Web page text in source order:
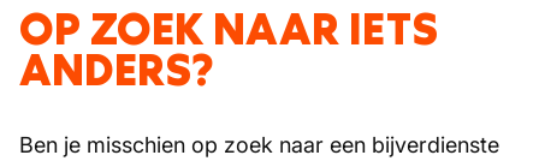
OP ZOEK NAAR IETS
ANDERS?
Ben je misschien op zoek naar een bijverdienste